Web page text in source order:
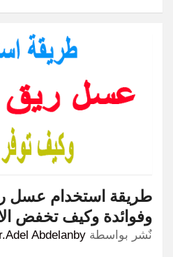
وفوائدة وكيف تخفض
نٌشر بواسطة Abdelanby